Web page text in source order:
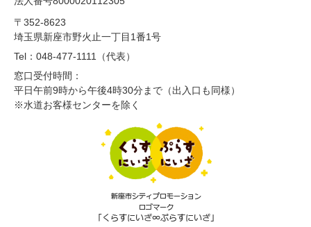
〒352-8623
埼玉県新座市野火止一丁目1番1号
Tel：048-477-1111（代表）
窓口受付時間：
平日午前9時から午後4時30分まで（出入口も同様）
※水道お客様センターを除く